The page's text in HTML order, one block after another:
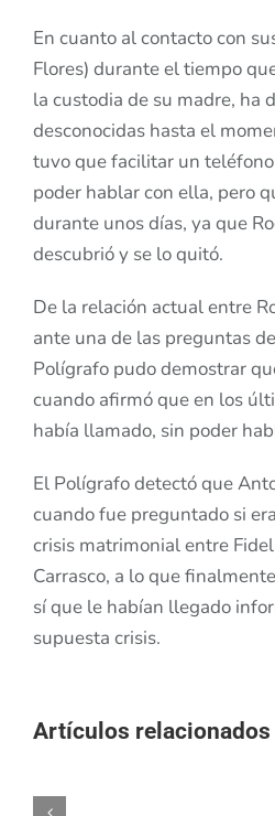
En cuanto al contacto con
Flores) durante el tiempo
la custodia de su madre, ha
desconocidas hasta el
tuvo que facilitar un
poder hablar con ella, pero
durante unos días, ya que
descubrió y se lo quitó.
De la relación actual entre
ante una de las preguntas
Polígrafo pudo demostrar
cuando afirmó que en los
había llamado, sin poder
El Polígrafo detectó que
cuando fue preguntado si
crisis matrimonial entre
Carrasco, a lo que
sí que le habían llegado
supuesta crisis.
Artículos relacionados